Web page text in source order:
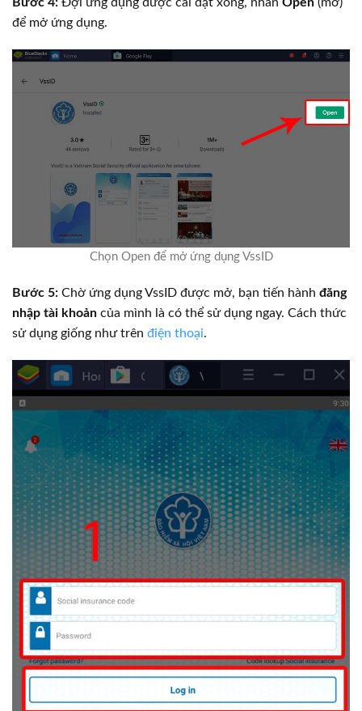
để mở ứng dụng.
Chọn Open để mở ứng dụng VssID
Bước 5: Chờ ứng dụng VssID được mở, bạn tiến hành đăng
nhập tài khoản của mình là có thể sử dụng ngay. Cách thức
sử dụng giống như trên điện thoại.